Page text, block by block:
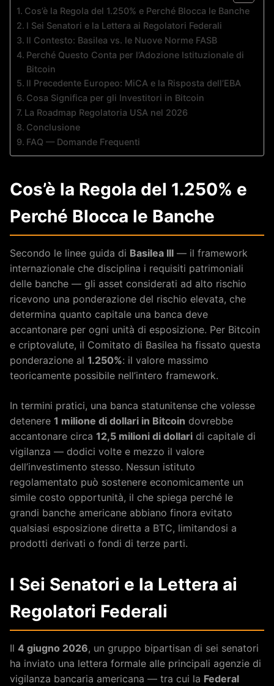
Cos’è la Regola del 1.250% e Perché Blocca le Banche
I Sei Senatori e la Lettera ai Regolatori Federali
Il Contesto: Basilea vs. le Nuove Norme FASB
Perché Questo Conta per l’Adozione Istituzionale di
Bitcoin
Il Precedente Europeo: MiCA e la Risposta dell’EBA
Cosa Significa per gli Investitori in Bitcoin
La Roadmap Regolatoria USA nel 2026
Conclusione
FAQ — Domande Frequenti
Cos’è la Regola del 1.250% e
Perché Blocca le Banche
Secondo le linee guida di Basilea III — il framework
internazionale che disciplina i requisiti patrimoniali
delle banche — gli asset considerati ad alto rischio
ricevono una ponderazione del rischio elevata, che
determina quanto capitale una banca deve
accantonare per ogni unità di esposizione. Per Bitcoin
e criptovalute, il Comitato di Basilea ha fissato questa
ponderazione al 1.250%: il valore massimo
teoricamente possibile nell’intero framework.
In termini pratici, una banca statunitense che volesse
detenere 1 milione di dollari in Bitcoin dovrebbe
accantonare circa 12,5 milioni di dollari di capitale di
vigilanza — dodici volte e mezzo il valore
dell’investimento stesso. Nessun istituto
regolamentato può sostenere economicamente un
simile costo opportunità, il che spiega perché le
grandi banche americane abbiano finora evitato
qualsiasi esposizione diretta a BTC, limitandosi a
prodotti derivati o fondi di terze parti.
I Sei Senatori e la Lettera ai
Regolatori Federali
Il 4 giugno 2026, un gruppo bipartisan di sei senatori
ha inviato una lettera formale alle principali agenzie di
vigilanza bancaria americana — tra cui la Federal